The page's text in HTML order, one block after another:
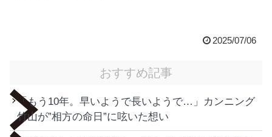
2025/07/06
おすすめ記事
「もう10年。早いようで長いようで…」カンニング
竹山が”相方の命日”に呟いた想い